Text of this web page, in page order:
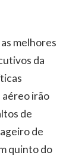
melhores
da
irão
de
de
quinto do